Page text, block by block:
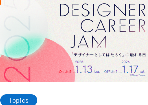
Topics